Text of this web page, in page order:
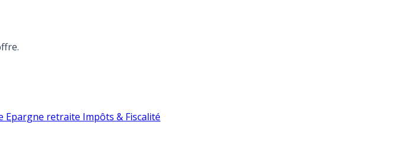
Epargne retraite Impôts & Fiscalité